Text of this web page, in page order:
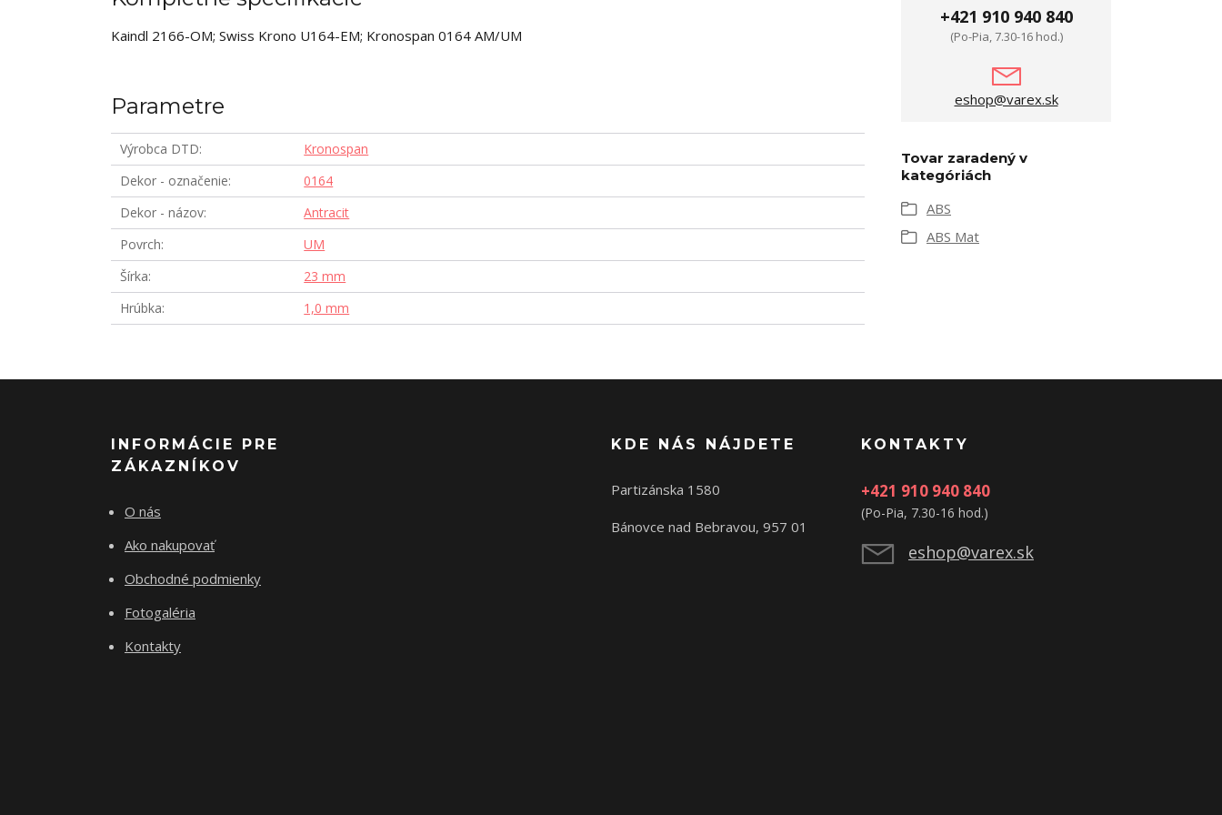
Kaindl 2166-OM; Swiss Krono U164-EM; Kronospan 0164 AM/UM
Parametre
Výrobca DTD
Kronospan
Dekor - označenie
0164
Dekor - názov
Antracit
Povrch
UM
Šírka
23 mm
Hrúbka
1,0 mm
+421 910 940 840
(Po-Pia, 7.30-16 hod.)
eshop@varex.sk
Tovar zaradený v
kategóriách
ABS
ABS Mat
INFORMÁCIE PRE
ZÁKAZNÍKOV
O nás
Ako nakupovať
Obchodné podmienky
Fotogaléria
Kontakty
KDE NÁS NÁJDETE
Partizánska 1580
Bánovce nad Bebravou, 957 01
KONTAKTY
+421 910 940 840
(Po-Pia, 7.30-16 hod.)
eshop@varex.sk